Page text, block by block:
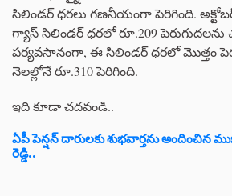
సిలిండర్ ధరలు గణనీయంగా పెరిగింది.
గ్యాస్ సిలిండర్ ధరలో రూ.209 పెరుగుదలను
పర్యవసానంగా, ఈ సిలిండర్ ధరలో మొత్తం
నెలల్లోనే రూ.310 పెరిగింది.
ఇది కూడా చదవండి..
ఏపీ పెన్షన్ దారులకు శుభవార్తను అందించిన
రెడ్డి..